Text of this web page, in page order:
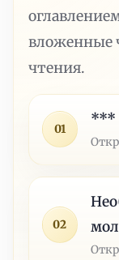
вложенные
чтения.
01
***
02